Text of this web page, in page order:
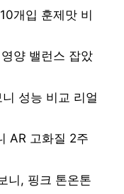
개입 훈제맛 비
양 밸런스 잡았
성능 비교 리얼
AR 고화질 2주
니, 핑크 톤온톤